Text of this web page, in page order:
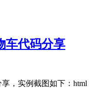
车代码分享
，实例截图如下：html